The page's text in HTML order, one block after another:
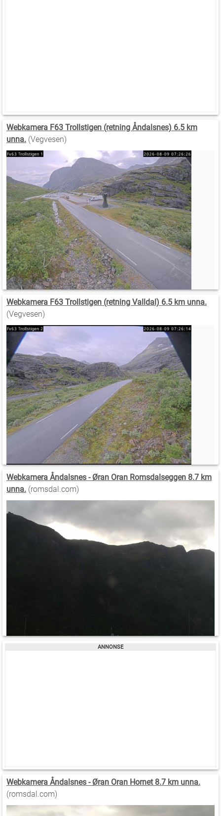
Webkamera F63 Trollstigen (retning Åndalsnes) 6.5 km
unna. (Vegvesen)
Webkamera F63 Trollstigen (retning Valldal) 6.5 km unna.
(Vegvesen)
Webkamera Åndalsnes - Øran Oran Romsdalseggen 8.7 km
unna. (romsdal.com)
Webkamera Åndalsnes - Øran Oran Hornet 8.7 km unna.
(romsdal.com)